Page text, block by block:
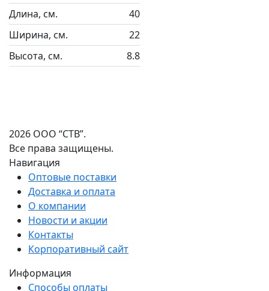
Длина, см.
40
Ширина, см.
22
Высота, см.
8.8
2026 ООО “СТВ”.
Все права защищены.
Навигация
Оптовые поставки
Доставка и оплата
О компании
Новости и акции
Контакты
Корпоративный сайт
Информация
Способы оплаты